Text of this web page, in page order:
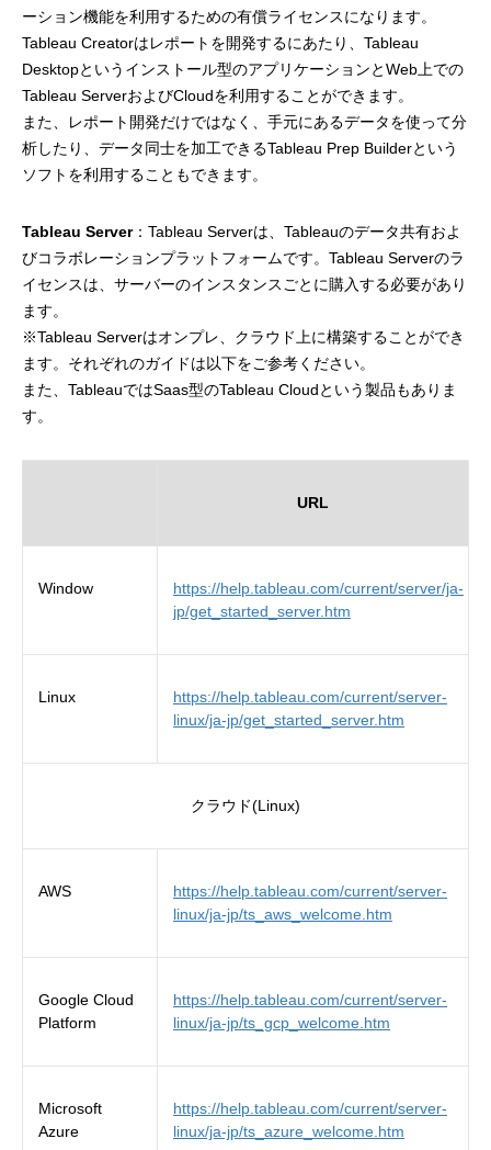
ーション機能を利用するための有償ライセンスになります。
Tableau Creatorはレポートを開発するにあたり、Tableau
Desktopというインストール型のアプリケーションとWeb上での
Tableau ServerおよびCloudを利用することができます。
また、レポート開発だけではなく、手元にあるデータを使って分
析したり、データ同士を加工できるTableau Prep Builderという
ソフトを利用することもできます。
Tableau Server：Tableau Serverは、Tableauのデータ共有およ
びコラボレーションプラットフォームです。Tableau Serverのラ
イセンスは、サーバーのインスタンスごとに購入する必要があり
ます。
※Tableau Serverはオンプレ、クラウド上に構築することができ
ます。それぞれのガイドは以下をご参考ください。
また、TableauではSaas型のTableau Cloudという製品もありま
す。
URL
Window
https://help.tableau.com/current/server/ja-
jp/get_started_server.htm
Linux
https://help.tableau.com/current/server-
linux/ja-jp/get_started_server.htm
クラウド(Linux)
AWS
https://help.tableau.com/current/server-
linux/ja-jp/ts_aws_welcome.htm
Google Cloud
Platform
https://help.tableau.com/current/server-
linux/ja-jp/ts_gcp_welcome.htm
Microsoft
Azure
https://help.tableau.com/current/server-
linux/ja-jp/ts_azure_welcome.htm